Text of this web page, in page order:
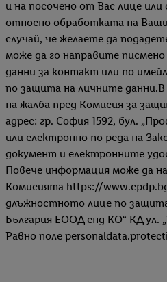
и на посочено от Вас лице
относно обработката на
случай, че желаете да
може да го направите
данни за контакт или по
по защита на личните
на жалба пред Комисия за
адрес: гр. София 1592, бул.
или електронно по реда на
документ и електронните
Повече информация може да
Комисията https://
длъжностното лице по
България ЕООД енд КО“ КД ул.
Равно поле
информация за оператора на